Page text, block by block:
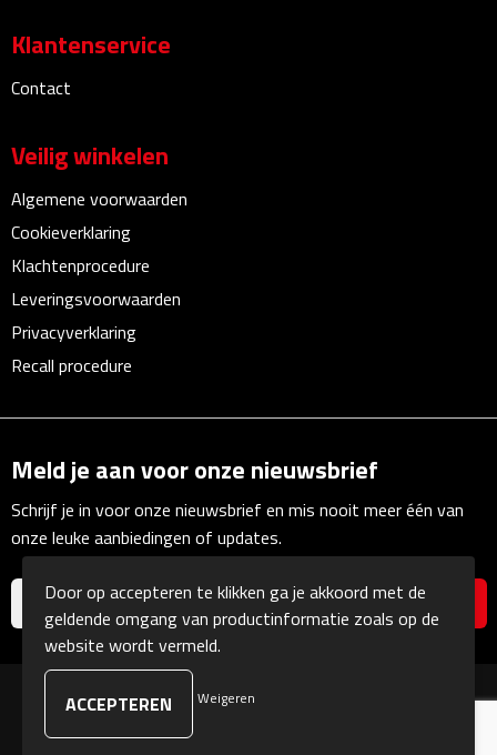
Bureau ventilatoren
Briefopeners
Gummen
Linialen
Magneten
Muismatten
Pennenhouders
Puntenslijpers
Rekenmachines
Document- & Schrijfmappen
Documentmappen
Klantenservice
Contact
Veilig winkelen
Algemene voorwaarden
Cookieverklaring
Klachtenprocedure
Leveringsvoorwaarden
Privacyverklaring
Recall procedure
Meld je aan voor onze nieuwsbrief
Schrijf je in voor onze nieuwsbrief en mis nooit meer één van
onze leuke aanbiedingen of updates.
© Copyright Kranengeschenken 2026
Door op accepteren te klikken ga je akkoord met de
geldende omgang van productinformatie zoals op de
website wordt vermeld.
Weigeren